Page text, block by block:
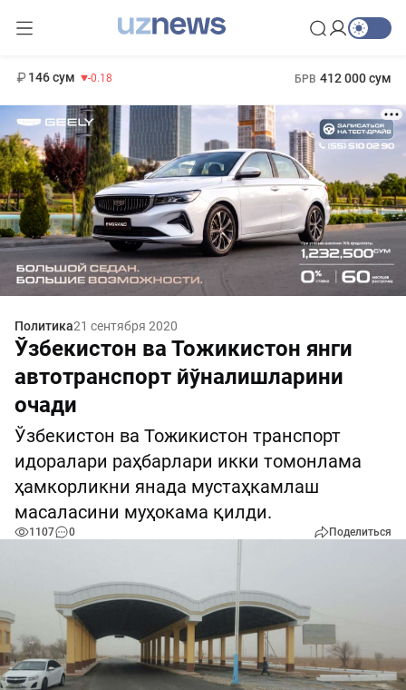
146 сум -0.18 БРВ 412 000 сум
Политика21 сентября 2020
Ўзбекистон ва Тожикистон янги
автотранспорт йўналишларини
очади
Ўзбекистон ва Тожикистон транспорт
идоралари раҳбарлари икки томонлама
ҳамкорликни янада мустаҳкамлаш
масаласини муҳокама қилди.
1107 0 Поделиться